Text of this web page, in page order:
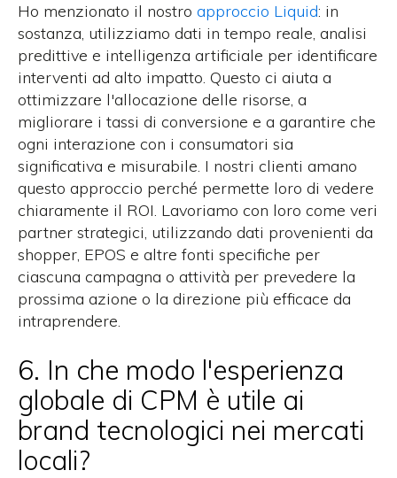
Ho menzionato il nostro approccio Liquid: in
sostanza, utilizziamo dati in tempo reale, analisi
predittive e intelligenza artificiale per identificare
interventi ad alto impatto. Questo ci aiuta a
ottimizzare l'allocazione delle risorse, a
migliorare i tassi di conversione e a garantire che
ogni interazione con i consumatori sia
significativa e misurabile. I nostri clienti amano
questo approccio perché permette loro di vedere
chiaramente il ROI. Lavoriamo con loro come veri
partner strategici, utilizzando dati provenienti da
shopper, EPOS e altre fonti specifiche per
ciascuna campagna o attività per prevedere la
prossima azione o la direzione più efficace da
intraprendere.
6. In che modo l'esperienza
globale di CPM è utile ai
brand tecnologici nei mercati
locali?